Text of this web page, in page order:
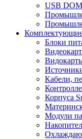
USB DOM
Комплектующие
Блоки
Кабели,
Корпуса
Модули